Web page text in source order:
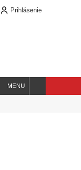
Prihlásenie
Hľadaj
MENU